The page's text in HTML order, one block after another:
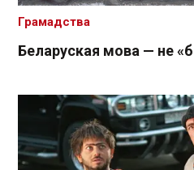
Беларуская мова — не
Грамадства